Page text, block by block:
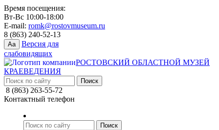
Время посещения:
Вт-Вс 10:00-18:00
E-mail: romk@rostovmuseum.ru
8 (863) 240-52-13
Aa
Версия для
слабовидящих
РОСТОВСКИЙ ОБЛАСТНОЙ МУЗЕЙ
КРАЕВЕДЕНИЯ
8 (863) 263-55-72
Контактный телефон